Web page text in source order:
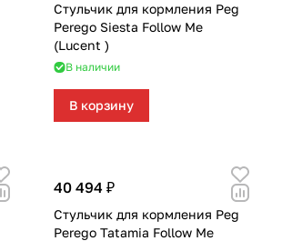
Стульчик для кормления Peg
Perego Siesta Follow Me
(Lucent )
В наличии
В корзину
40 494 ₽
Стульчик для кормления Peg
Perego Tatamia Follow Me